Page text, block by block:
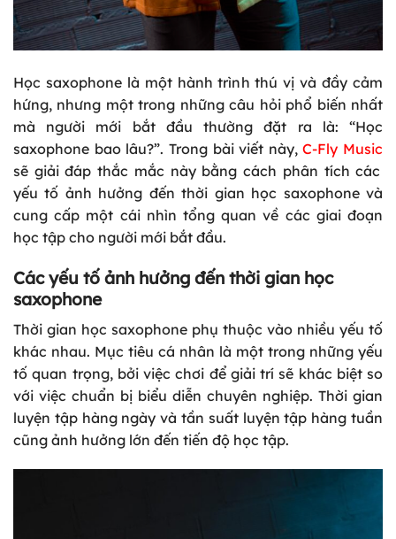
Học saxophone là một hành trình thú vị và đầy cảm
hứng, nhưng một trong những câu hỏi phổ biến nhất
mà người mới bắt đầu thường đặt ra là: “Học
saxophone bao lâu?”. Trong bài viết này,C-Fly Music
sẽ giải đáp thắc mắc này bằng cách phân tích các
yếu tố ảnh hưởng đến thời gian học saxophone và
cung cấp một cái nhìn tổng quan về các giai đoạn
học tập cho người mới bắt đầu.
Các yếu tố ảnh hưởng đến thời gian học
saxophone
Thời gian học saxophone phụ thuộc vào nhiều yếu tố
khác nhau. Mục tiêu cá nhân là một trong những yếu
tố quan trọng, bởi việc chơi để giải trí sẽ khác biệt so
với việc chuẩn bị biểu diễn chuyên nghiệp. Thời gian
luyện tập hàng ngày và tần suất luyện tập hàng tuần
cũng ảnh hưởng lớn đến tiến độ học tập.